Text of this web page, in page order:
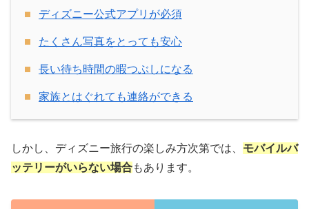
ディズニー公式アプリが必須
たくさん写真をとっても安心
長い待ち時間の暇つぶしになる
家族とはぐれても連絡ができる
しかし、ディズニー旅行の楽しみ方次第では、 モバイルバ
ッテリーがいらない場合もあります。